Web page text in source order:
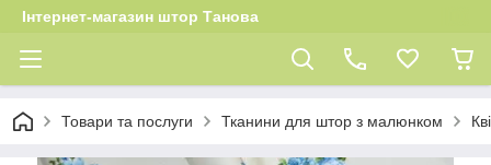
Інтернет-магазин штор Танова
Товари та послуги Тканини для штор з малюнком